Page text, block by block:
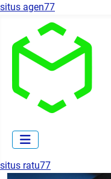
situs agen77
situs ratu77